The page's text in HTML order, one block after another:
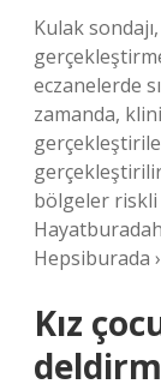
Kulak
eczanelerde
zamanda,
bölgeler riskli
Hepsiburada
Kız